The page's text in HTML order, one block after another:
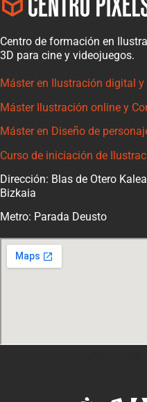
Centro de formación en
3D para cine y videojuegos.
Máster en Ilustración digital
Máster Ilustración online y
Máster en Diseño de
Curso de iniciación de
Dirección: Blas de Otero
Bizkaia
Metro: Parada Deusto